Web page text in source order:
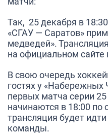
Так, 25 декабря в
«СГАУ — Саратов»
медведей».
на официальном сайте
В свою очередь
гостях у «Набережных
первых матча серии
начинаются в 18:00 по
трансляция будет
команды.